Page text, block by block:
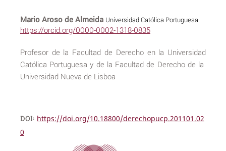
Mario Aroso de Almeida Universidad Católica Portuguesa
https://orcid.org/0000-0002-1318-0835
Profesor de la Facultad de Derecho en la Universidad
Católica Portuguesa y de la Facultad de Derecho de la
Universidad Nueva de Lisboa
DOI: https://doi.org/10.18800/derechopucp.201101.02
0